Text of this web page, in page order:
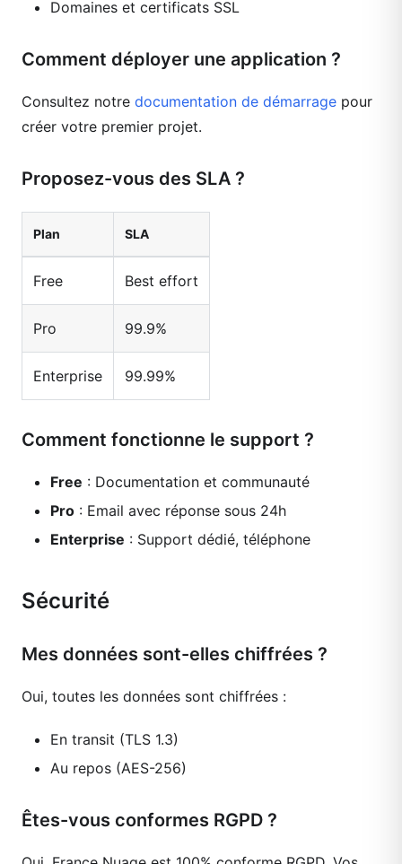
Domaines et certificats SSL
Comment déployer une application ?
Consultez notre documentation de démarrage pour
créer votre premier projet.
Proposez-vous des SLA ?
Plan SLA
Free Best effort
Pro 99.9%
Enterprise 99.99%
Comment fonctionne le support ?
Free : Documentation et communauté
Pro : Email avec réponse sous 24h
Enterprise : Support dédié, téléphone
Sécurité
Mes données sont-elles chiffrées ?
Oui, toutes les données sont chiffrées :
En transit (TLS 1.3)
Au repos (AES-256)
Êtes-vous conformes RGPD ?